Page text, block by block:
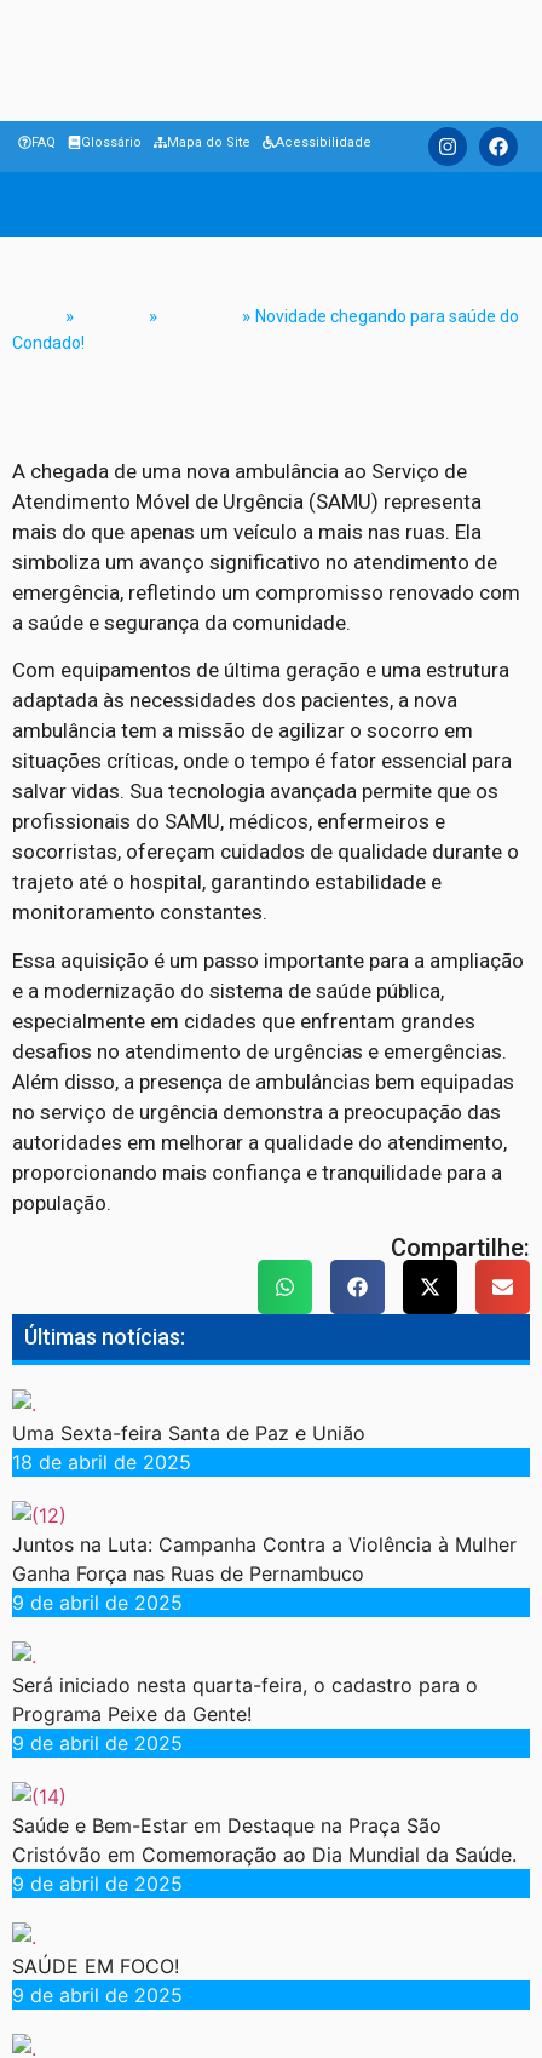
FAQ Glossário Mapa do Site Acessibilidade
» » » Novidade chegando para saúde do
Condado!
A chegada de uma nova ambulância ao Serviço de
Atendimento Móvel de Urgência (SAMU) representa
mais do que apenas um veículo a mais nas ruas. Ela
simboliza um avanço significativo no atendimento de
emergência, refletindo um compromisso renovado com
a saúde e segurança da comunidade.
Com equipamentos de última geração e uma estrutura
adaptada às necessidades dos pacientes, a nova
ambulância tem a missão de agilizar o socorro em
situações críticas, onde o tempo é fator essencial para
salvar vidas. Sua tecnologia avançada permite que os
profissionais do SAMU, médicos, enfermeiros e
socorristas, ofereçam cuidados de qualidade durante o
trajeto até o hospital, garantindo estabilidade e
monitoramento constantes.
Essa aquisição é um passo importante para a ampliação
e a modernização do sistema de saúde pública,
especialmente em cidades que enfrentam grandes
desafios no atendimento de urgências e emergências.
Além disso, a presença de ambulâncias bem equipadas
no serviço de urgência demonstra a preocupação das
autoridades em melhorar a qualidade do atendimento,
proporcionando mais confiança e tranquilidade para a
população.
Compartilhe:
Últimas notícias:
Uma Sexta-feira Santa de Paz e União
18 de abril de 2025
Juntos na Luta: Campanha Contra a Violência à Mulher
Ganha Força nas Ruas de Pernambuco
9 de abril de 2025
Será iniciado nesta quarta-feira, o cadastro para o
Programa Peixe da Gente!
9 de abril de 2025
Saúde e Bem-Estar em Destaque na Praça São
Cristóvão em Comemoração ao Dia Mundial da Saúde.
9 de abril de 2025
SAÚDE EM FOCO!
9 de abril de 2025